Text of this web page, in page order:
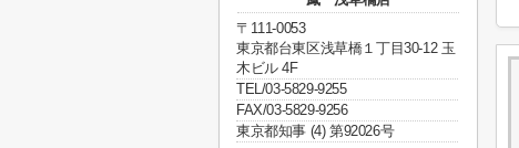
〒111-0053
東京都台東区浅草橋１丁目30-12 玉
木ビル 4F
TEL/03-5829-9255
FAX/03-5829-9256
東京都知事 (4) 第92026号